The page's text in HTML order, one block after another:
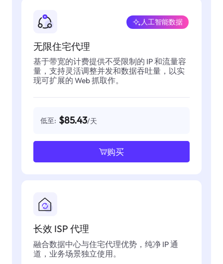
无限住宅代理
人工智能数据
基于带宽的计费提供不受限制的 IP 和流量容
量，支持灵活调整并发和数据吞吐量，以实
现可扩展的 Web 抓取作。
低至: $85.43/天
购买
长效 ISP 代理
融合数据中心与住宅代理优势，纯净 IP 通
道，业务场景独立使用。